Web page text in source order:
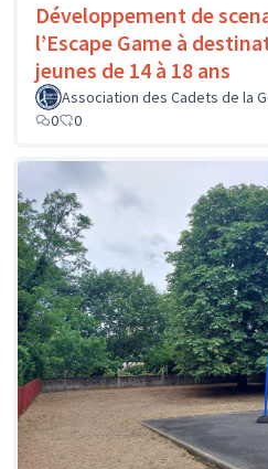
Développement de
l’Escape Game à
jeunes de 14 à 18 ans
Association des Cadets de la
0
0